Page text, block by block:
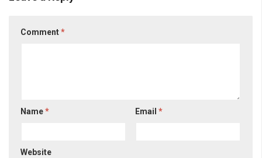
Comment*
Name* Email*
Website